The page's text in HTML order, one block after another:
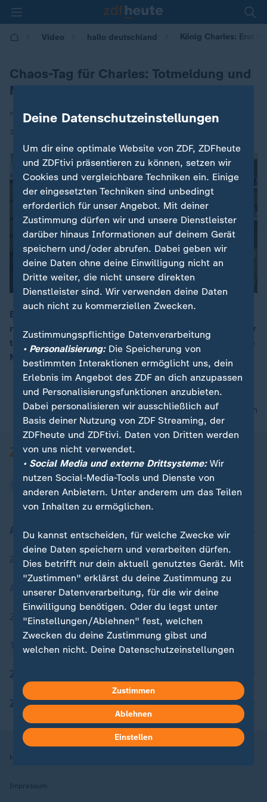
Video hallo deutschland König Charles: Erst
Chaos-Tag für Charles: Totmeldung und
Möwe
von Caroline Hermann
21.05.2026 | 15:28
00:17
Ein turbulenter Tag für König Charles. Er wurde nicht
nur von einem britischen Radiosender versehentlich für
tot erklärt, bei einem Termin suchte ihn außerdem eine
Möwe als nächstes Ziel aus.
nach oben
Aktuell bei ZDFheute
Zuletzt veröffentlicht
Aktuelle Sendungs-Videos
ZDFheute Stories
Themen im Überblick
ZDFheute Apps
Nutzungsbedingungen
Impressum
Deine Datenschutzeinstellungen
Um dir eine optimale Website von ZDF, ZDFheute
und ZDFtivi präsentieren zu können, setzen wir
Cookies und vergleichbare Techniken ein. Einige
der eingesetzten Techniken sind unbedingt
erforderlich für unser Angebot. Mit deiner
Zustimmung dürfen wir und unsere Dienstleister
darüber hinaus Informationen auf deinem Gerät
speichern und/oder abrufen. Dabei geben wir
deine Daten ohne deine Einwilligung nicht an
Dritte weiter, die nicht unsere direkten
Dienstleister sind. Wir verwenden deine Daten
auch nicht zu kommerziellen Zwecken.
Zustimmungspflichtige Datenverarbeitung
• Personalisierung:Die Speicherung von
bestimmten Interaktionen ermöglicht uns, dein
Erlebnis im Angebot des ZDF an dich anzupassen
und Personalisierungsfunktionen anzubieten.
Dabei personalisieren wir ausschließlich auf
Basis deiner Nutzung von ZDF Streaming, der
ZDFheute und ZDFtivi. Daten von Dritten werden
von uns nicht verwendet.
• Social Media und externe Drittsysteme:Wir
nutzen Social-Media-Tools und Dienste von
anderen Anbietern. Unter anderem um das Teilen
von Inhalten zu ermöglichen.
Du kannst entscheiden, für welche Zwecke wir
deine Daten speichern und verarbeiten dürfen.
Dies betrifft nur dein aktuell genutztes Gerät. Mit
"Zustimmen" erklärst du deine Zustimmung zu
unserer Datenverarbeitung, für die wir deine
Einwilligung benötigen. Oder du legst unter
"Einstellungen/Ablehnen" fest, welchen
Zwecken du deine Zustimmung gibst und
welchen nicht. Deine Datenschutzeinstellungen
Hier findest du das Impressum.
Weitere Informationen findest du in unserer
Datenschutzerklärung.
Zustimmen
Ablehnen
Einstellen